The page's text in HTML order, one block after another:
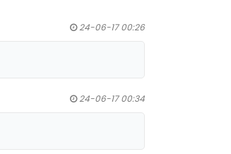
24-06-17 00:26
24-06-17 00:34